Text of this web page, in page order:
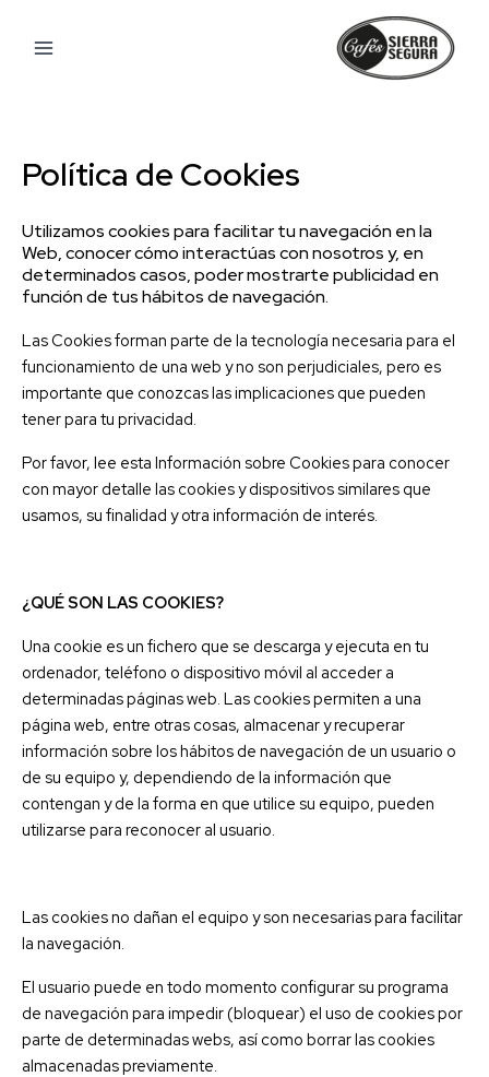
Política de Cookies
Utilizamos cookies para facilitar tu navegación en la
Web, conocer cómo interactúas con nosotros y, en
determinados casos, poder mostrarte publicidad en
función de tus hábitos de navegación.
Las Cookies forman parte de la tecnología necesaria para el
funcionamiento de una web y no son perjudiciales, pero es
importante que conozcas las implicaciones que pueden
tener para tu privacidad.
Por favor, lee esta Información sobre Cookies para conocer
con mayor detalle las cookies y dispositivos similares que
usamos, su finalidad y otra información de interés.
¿QUÉ SON LAS COOKIES?
Una cookie es un fichero que se descarga y ejecuta en tu
ordenador, teléfono o dispositivo móvil al acceder a
determinadas páginas web. Las cookies permiten a una
página web, entre otras cosas, almacenar y recuperar
información sobre los hábitos de navegación de un usuario o
de su equipo y, dependiendo de la información que
contengan y de la forma en que utilice su equipo, pueden
utilizarse para reconocer al usuario.
Las cookies no dañan el equipo y son necesarias para facilitar
la navegación.
El usuario puede en todo momento configurar su programa
de navegación para impedir (bloquear) el uso de cookies por
parte de determinadas webs, así como borrar las cookies
almacenadas previamente.